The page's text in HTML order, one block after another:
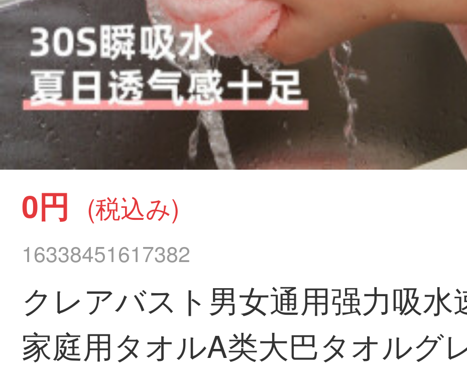
0円 (税込み)
16338451617382
クレアバスト男女通用强力吸水
家庭用タオルA类大巴タオルグ